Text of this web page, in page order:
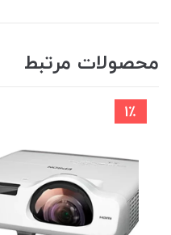
محصولات مرتبط
1٪